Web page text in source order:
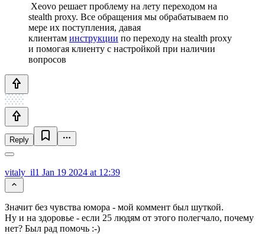
Xeovo решает проблему на лету переходом на
stealth proxy. Все обращения мы обрабатываем по
мере их поступления, давая
клиентам инструкции по переходу на stealth proxy
и помогая клиенту с настройкой при наличии
вопросов
Reply
vitaly_il1 Jan 19 2024 at 12:39
Значит без чувства юмора - мой коммент был шуткой.
Ну и на здоровье - если 25 людям от этого полегчало, почему
нет? Был рад помочь :-)